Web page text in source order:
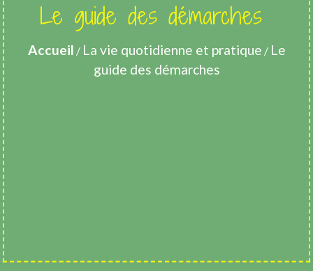
Le guide des démarches
Accueil / La vie quotidienne et pratique / Le
guide des démarches